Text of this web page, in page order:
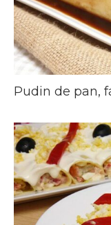
Pudin de pan,